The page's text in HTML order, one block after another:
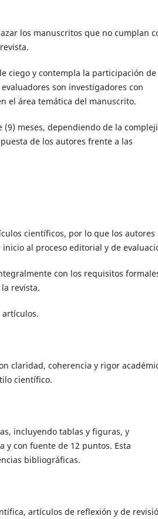
los manuscritos que no cumplan
ciego y contempla la participación de
son investigadores con
el área temática del manuscrito.
meses, dependiendo de la
de los autores frente a las
científicos, por lo que los autores
al proceso editorial y de
con los requisitos
revista.
claridad, coherencia y rigor
científico.
incluyendo tablas y figuras, y
y con fuente de 12 puntos. Esta
bibliográficas.
artículos de reflexión y de